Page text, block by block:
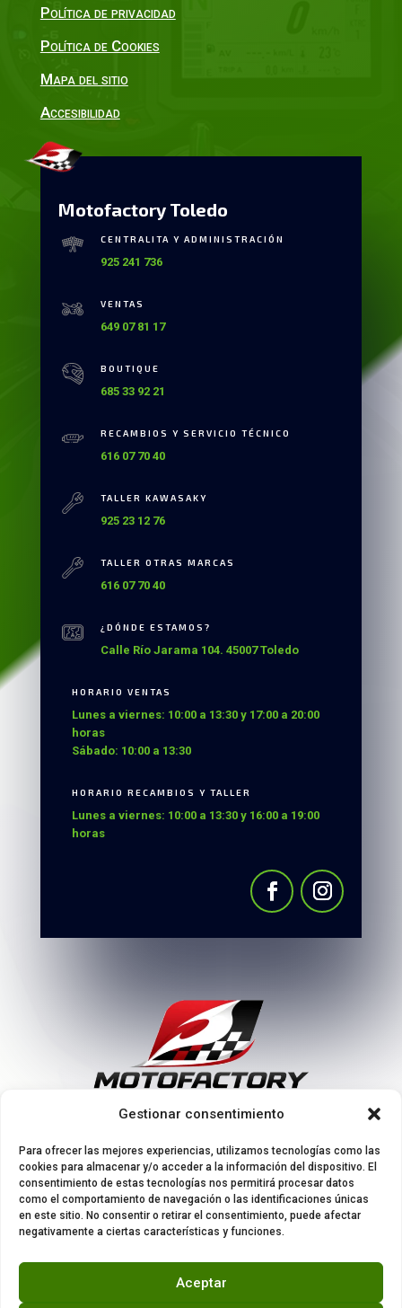
Gestionar consentimiento
Para ofrecer las mejores experiencias, utilizamos tecnologías como las
cookies para almacenar y/o acceder a la información del dispositivo. El
consentimiento de estas tecnologías nos permitirá procesar datos
como el comportamiento de navegación o las identificaciones únicas
en este sitio. No consentir o retirar el consentimiento, puede afectar
negativamente a ciertas características y funciones.
Aceptar
Política de privacidad
Política de Cookies
Mapa del sitio
Accesibilidad
Motofactory Toledo
CENTRALITA Y ADMINISTRACIÓN
925 241 736
VENTAS
649 07 81 17
BOUTIQUE
685 33 92 21
RECAMBIOS Y SERVICIO TÉCNICO
616 07 70 40
TALLER KAWASAKY
925 23 12 76
TALLER OTRAS MARCAS
616 07 70 40
¿DÓNDE ESTAMOS?
Calle Río Jarama 104. 45007 Toledo
HORARIO VENTAS
Lunes a viernes: 10:00 a 13:30 y 17:00 a 20:00
horas
Sábado: 10:00 a 13:30
HORARIO RECAMBIOS Y TALLER
Lunes a viernes: 10:00 a 13:30 y 16:00 a 19:00
horas
© 2026 Todos los derechos están reservados a las